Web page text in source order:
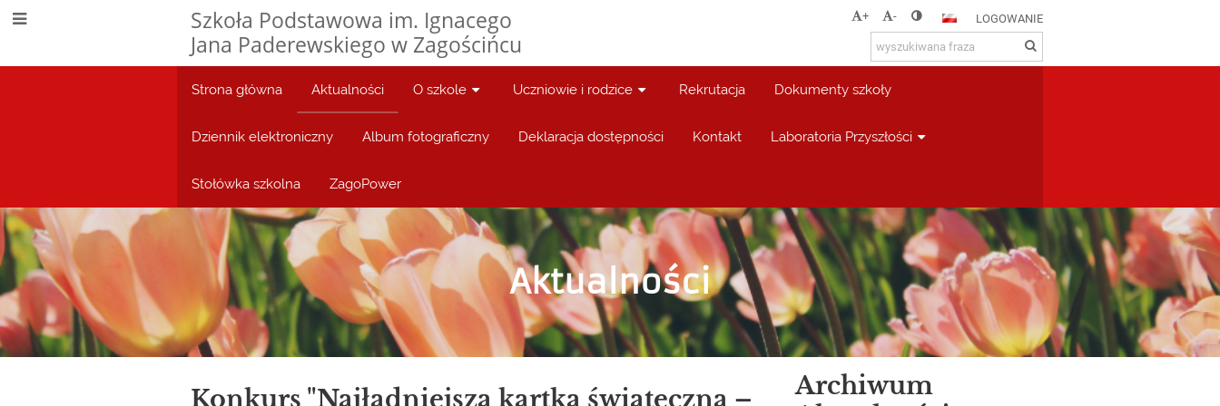
Szkoła Podstawowa im. Ignacego
Jana Paderewskiego w Zagościńcu
+ - LOGOWANIE
Strona główna Aktualności O szkole Uczniowie i rodzice Rekrutacja Dokumenty szkoły
Dziennik elektroniczny Album fotograficzny Deklaracja dostępności Kontakt Laboratoria Przyszłości
Stołówka szkolna ZagoPower
Aktualności
Aktualności
Konkurs "Najładniejsza kartka świąteczna –
Archiwum